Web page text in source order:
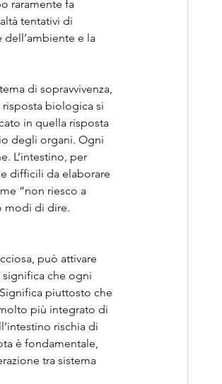
raramente fa
tentativi di
e la
di sopravvivenza,
risposta biologica si
in quella risposta
degli organi. Ogni
L’intestino, per
difficili da elaborare
“non riesco a
modi di dire.
può attivare
che ogni
piuttosto che
più integrato di
rischia di
è fondamentale,
tra sistema